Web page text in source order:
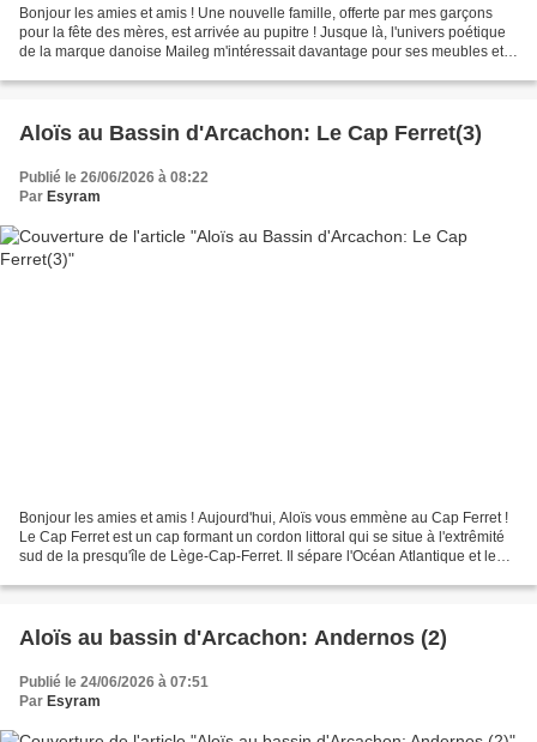
Bonjour les amies et amis ! Une nouvelle famille, offerte par mes garçons
pour la fête des mères, est arrivée au pupitre ! Jusque là, l'univers poétique
de la marque danoise Maileg m'intéressait davantage pour ses meubles et
Aloïs au Bassin d'Arcachon: Le Cap Ferret(3)
Publié le 26/06/2026 à 08:22
Par Esyram
Bonjour les amies et amis ! Aujourd'hui, Aloïs vous emmène au Cap Ferret !
Le Cap Ferret est un cap formant un cordon littoral qui se situe à l'extrêmité
sud de la presqu'île de Lège-Cap-Ferret. Il sépare l'Océan Atlantique et le
Aloïs au bassin d'Arcachon: Andernos (2)
Publié le 24/06/2026 à 07:51
Par Esyram